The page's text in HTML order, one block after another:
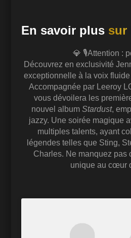
En savoir plus sur
💎 🎙️Attention :
Découvrez en exclusivité
exceptionnelle à la voix
Accompagnée par Leeroy
vous dévoilera les
nouvel album Stardust,
jazzy. Une soirée magique
multiples talents, ayant
légendes telles que Sting,
Charles. Ne manquez pas
unique au cœur